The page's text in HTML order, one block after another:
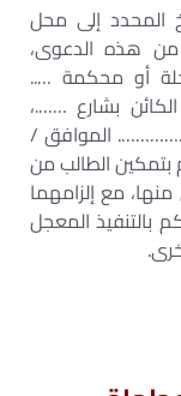
المحدد إلى محل
من هذه الدعوى،
أو محكمة …..
بشارع …….،
الموافق /
بتمكين الطالب من
منها، مع إلزامهما
بالتنفيذ المعجل